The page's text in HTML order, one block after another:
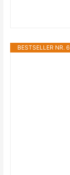
BESTSELLER NR. 6